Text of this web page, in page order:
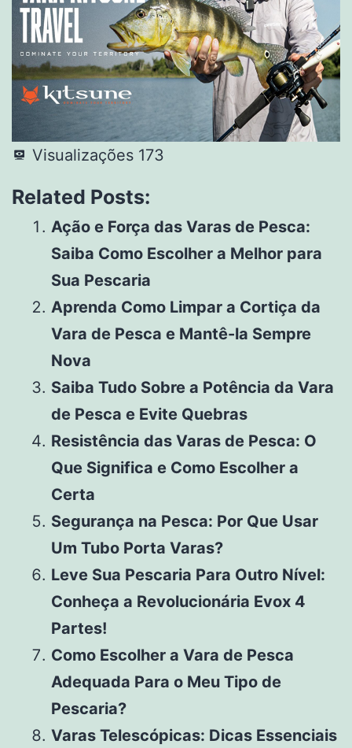
Visualizações 173
Related Posts:
Ação e Força das Varas de Pesca:
Saiba Como Escolher a Melhor para
Sua Pescaria
Aprenda Como Limpar a Cortiça da
Vara de Pesca e Mantê-la Sempre
Nova
Saiba Tudo Sobre a Potência da Vara
de Pesca e Evite Quebras
Resistência das Varas de Pesca: O
Que Significa e Como Escolher a
Certa
Segurança na Pesca: Por Que Usar
Um Tubo Porta Varas?
Leve Sua Pescaria Para Outro Nível:
Conheça a Revolucionária Evox 4
Partes!
Como Escolher a Vara de Pesca
Adequada Para o Meu Tipo de
Pescaria?
Varas Telescópicas: Dicas Essenciais